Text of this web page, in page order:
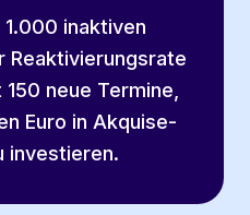
1.000 inaktiven
Reaktivierungsrate
neue Termine,
Euro in Akquise-
investieren.